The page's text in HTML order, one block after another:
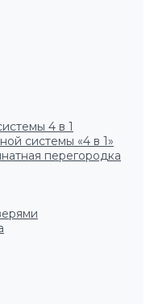
4 в 1
системы «4 в 1»
перегородка